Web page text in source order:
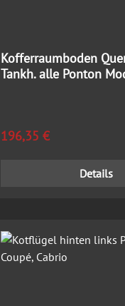
Kofferraumboden
Tankh. alle Ponton
Regulärer Preis:
196,35 €
Details